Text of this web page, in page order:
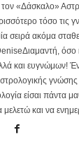
τον «Δάσκαλο»
τόσο τις
σειρά ακόμα
όσο
και ευγνώμων!
γνώσης
είσαι πάντα
και να